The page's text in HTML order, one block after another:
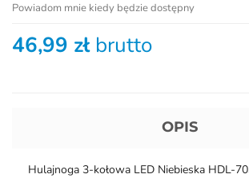
Powiadom mnie kiedy będzie dostępny
46,99 złbrutto
OPIS
Hulajnoga 3-kołowa LED Niebieska HDL-